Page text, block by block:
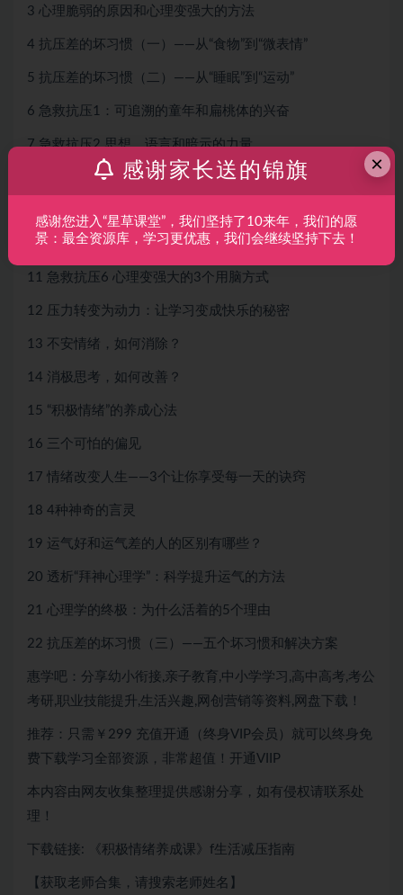
3 心理脆弱的原因和心理变强大的方法
4 抗压差的坏习惯（一）——从“食物”到“微表情”
5 抗压差的坏习惯（二）——从“睡眠”到“运动”
6 急救抗压1：可追溯的童年和扁桃体的兴奋
7 急救抗压2 思想、语言和暗示的力量
8 急救抗压3 从思考和平静中获取“抗压力”
9 急救抗压4 科学提升压力、耐力的方法
10 急救抗压5 压力是强脑的“特效药”
11 急救抗压6 心理变强大的3个用脑方式
12 压力转变为动力：让学习变成快乐的秘密
13 不安情绪，如何消除？
14 消极思考，如何改善？
15 “积极情绪”的养成心法
16 三个可怕的偏见
17 情绪改变人生——3个让你享受每一天的诀窍
18 4种神奇的言灵
19 运气好和运气差的人的区别有哪些？
20 透析“拜神心理学”：科学提升运气的方法
21 心理学的终极：为什么活着的5个理由
22 抗压差的坏习惯（三）——五个坏习惯和解决方案
惠学吧：分享幼小衔接,亲子教育,中小学学习,高中高考,考公
考研,职业技能提升,生活兴趣,网创营销等资料,网盘下载！
推荐：只需￥299 充值开通（终身VIP会员）就可以终身免
费下载学习全部资源，非常超值！开通VIIP
本内容由网友收集整理提供感谢分享，如有侵权请联系处
理！
下载链接: 《积极情绪养成课》f生活减压指南
【获取老师合集，请搜索老师姓名】
×
感谢家长送的锦旗
感谢您进入“星草课堂”，我们坚持了10来年，我们的愿
景：最全资源库，学习更优惠，我们会继续坚持下去！